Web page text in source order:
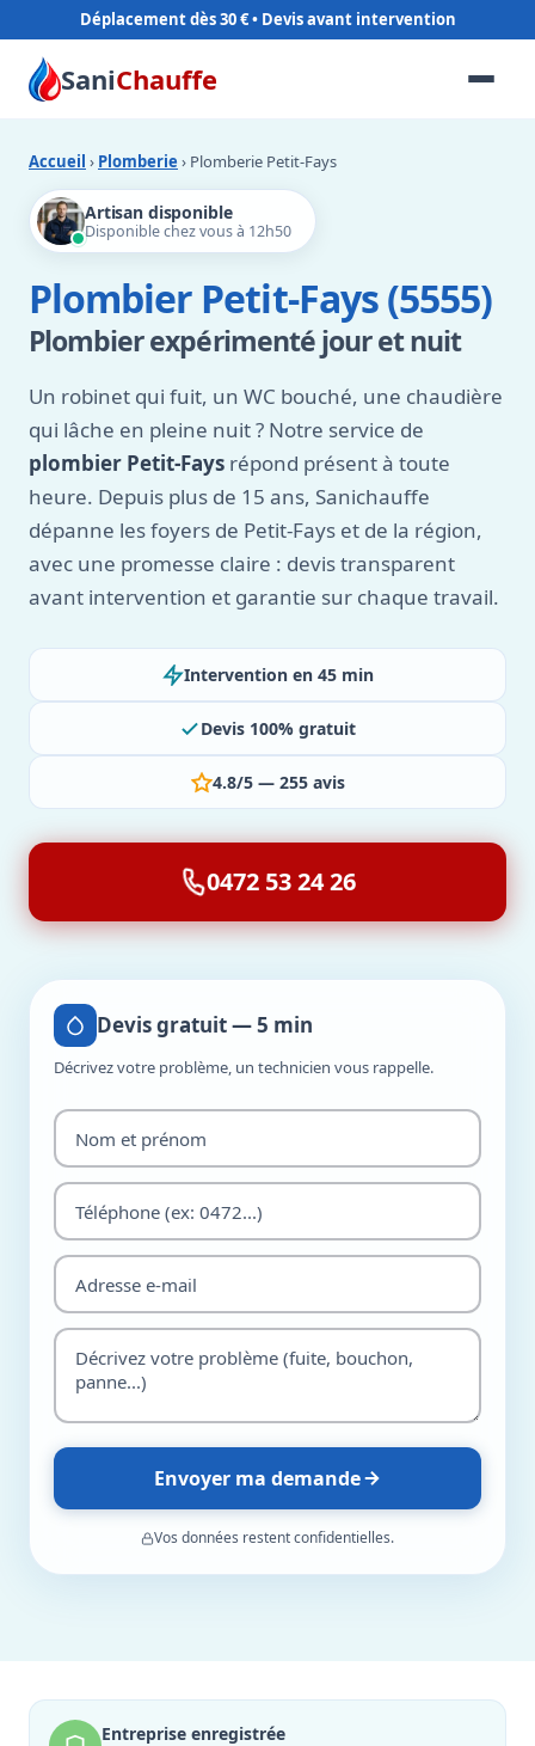
Déplacement dès 30 €
SaniChauffe
Accueil › Plomberie › Plomberie Petit-Fays
Artisan disponible
Disponible chez vous à 12h50
Plombier Petit-Fays (5555)
Plombier expérimenté jour et nuit
Un robinet qui fuit, un WC bouché, une chaudière
qui lâche en pleine nuit ? Notre service de
plombier Petit-Fays répond présent à toute
heure. Depuis plus de 15 ans, Sanichauffe
dépanne les foyers de Petit-Fays et de la région,
avec une promesse claire : devis transparent
avant intervention et garantie sur chaque travail.
Intervention en 45 min
Devis 100% gratuit
4.8/5 — 255 avis
0472 53 24 26
Devis gratuit — 5 min
Décrivez votre problème, un technicien vous rappelle.
Envoyer ma demande
Vos données restent confidentielles.
Entreprise enregistrée